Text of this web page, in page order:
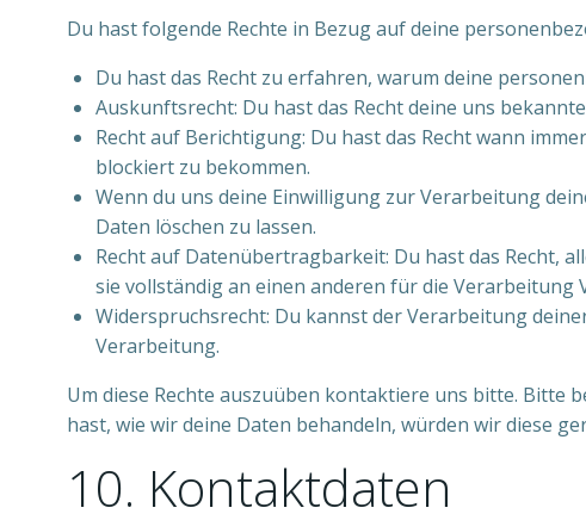
Du hast folgende Rechte in Bezug auf deine
Du hast das Recht zu erfahren, warum deine
Auskunftsrecht: Du hast das Recht deine uns
Recht auf Berichtigung: Du hast das Recht wann
blockiert zu bekommen.
Wenn du uns deine Einwilligung zur Verarbeitung
Daten löschen zu lassen.
Recht auf Datenübertragbarkeit: Du hast das Recht,
sie vollständig an einen anderen für die
Widerspruchsrecht: Du kannst der Verarbeitung
Verarbeitung.
Um diese Rechte auszuüben kontaktiere uns bitte. Bitte
hast, wie wir deine Daten behandeln, würden wir diese
10. Kontaktdaten